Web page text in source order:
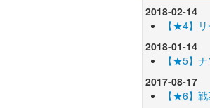
2018-02-14
【★4】リ
2018-01-14
【★5】ナ
2017-08-17
【★6】